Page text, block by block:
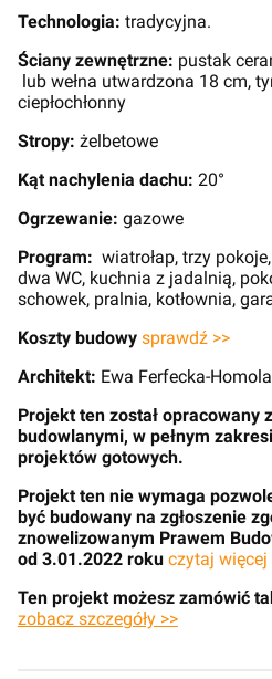
Technologia: tradycyjna.
Ściany zewnętrzne: pustak
lub wełna utwardzona 18 cm,
ciepłochłonny
Stropy: żelbetowe
Kąt nachylenia dachu: 20°
Ogrzewanie: gazowe
Program: wiatrołap, trzy
dwa WC, kuchnia z jadalnią,
schowek, pralnia, kotłownia,
Koszty budowy sprawdź >>
Architekt: Ewa Ferfecka-
Projekt ten został opracowany
budowlanymi, w pełnym
projektów gotowych.
Projekt ten nie wymaga
być budowany na zgłoszenie
znowelizowanym Prawem
od 3.01.2022 roku czytaj więcej
Ten projekt możesz zamówić
zobacz szczegóły >>